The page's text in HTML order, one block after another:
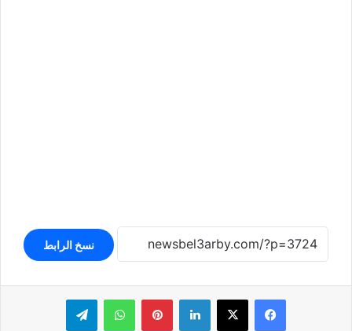
نسخ الرابط
لينكدإن بينتيريستواتساب تيلقرام